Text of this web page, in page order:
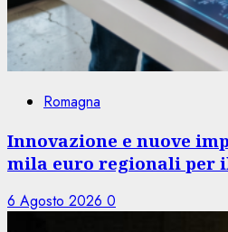
Romagna
Innovazione e nuove
mila euro regionali per
6 Agosto 2026 0